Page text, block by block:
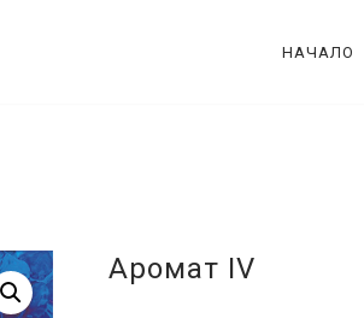
НАЧАЛО
Аромат IV